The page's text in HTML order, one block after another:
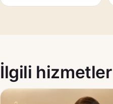
İlgili hizmetler